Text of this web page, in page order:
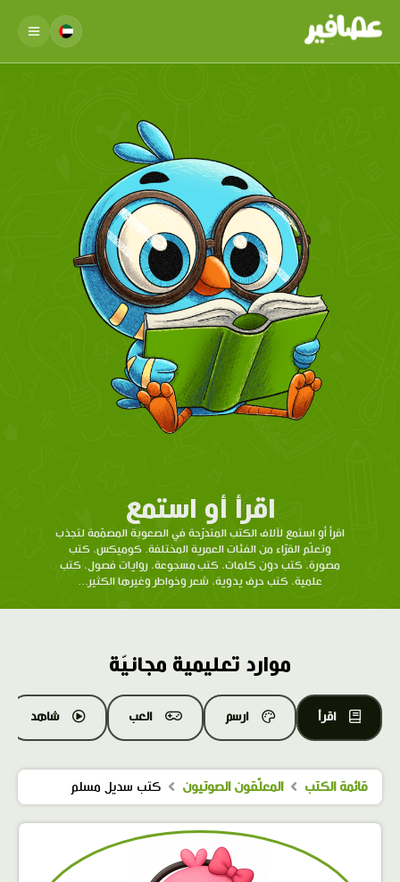
اقرأ أو استمع
اقرأ أو استمع لآلاف الكتب المتدرّحة في الصعوبة المصمّمة لتجذب
وتعلّم القرّاء من الفئات العمرية المختلفة. كوميكس، كتب
مصورة، كتب دون كلمات، كتب مسجوعة، روايات فصول، كتب
علمية، كتب حرف يدوية، شعر وخواطر وغيرها الكثير...
موارد تعليمية مجانيّة
اقرأ ارسم العب شاهد
قائمة الكتب المعلّقون الصوتيون كتب سديل مسلم